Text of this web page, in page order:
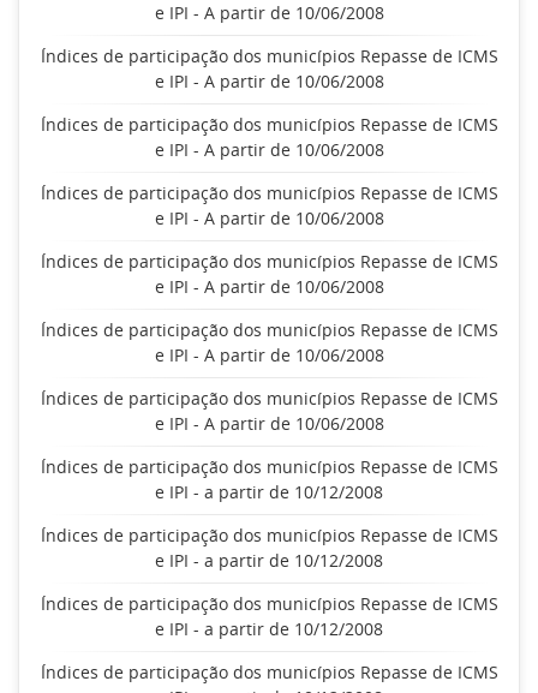
e IPI - A partir de 10/06/2008
Índices de participação dos municípios Repasse de ICMS
e IPI - A partir de 10/06/2008
Índices de participação dos municípios Repasse de ICMS
e IPI - A partir de 10/06/2008
Índices de participação dos municípios Repasse de ICMS
e IPI - A partir de 10/06/2008
Índices de participação dos municípios Repasse de ICMS
e IPI - A partir de 10/06/2008
Índices de participação dos municípios Repasse de ICMS
e IPI - A partir de 10/06/2008
Índices de participação dos municípios Repasse de ICMS
e IPI - A partir de 10/06/2008
Índices de participação dos municípios Repasse de ICMS
e IPI - a partir de 10/12/2008
Índices de participação dos municípios Repasse de ICMS
e IPI - a partir de 10/12/2008
Índices de participação dos municípios Repasse de ICMS
e IPI - a partir de 10/12/2008
Índices de participação dos municípios Repasse de ICMS